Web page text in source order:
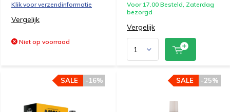
Klik voor verzendinformatie
Vergelijk
Niet op voorraad
Voor 17.00 Besteld, Zaterdag
bezorgd
Vergelijk
-16%
SALE -25%
SALE